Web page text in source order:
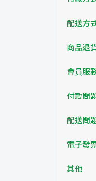
配送方
商品退
會員服
付款問
配送問
電子發
其他